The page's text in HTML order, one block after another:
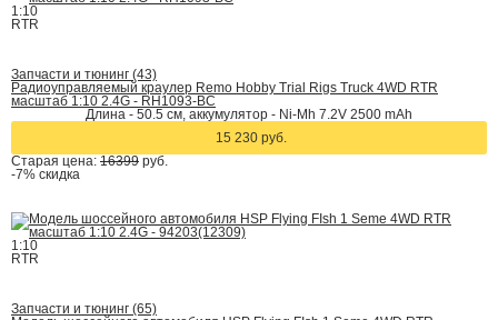
1:10
RTR
Запчасти и тюнинг (43)
Радиоуправляемый краулер Remo Hobby Trial Rigs Truck 4WD RTR
масштаб 1:10 2.4G - RH1093-BC
Длина - 50.5 cм, аккумулятор - Ni-Mh 7.2V 2500 mAh
15 230 руб.
Старая цена: 16399 руб.
-7% скидка
1:10
RTR
Запчасти и тюнинг (65)